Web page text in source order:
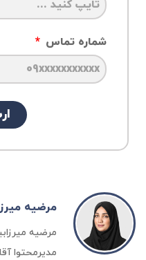
شماره تماس
مرضیه
مرضیه
مدیرمحتوا